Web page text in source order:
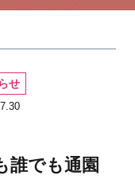
せ
誰でも通園